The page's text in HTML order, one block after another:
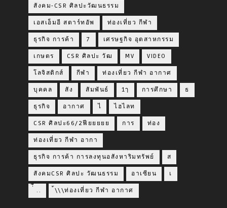
สังคม-CSR ศิลปะวัฒนธรรม
เอสเอ็มอี สตาร์ทอัพ ท่องเที่ยว กีฬา
ธุรกิจ การค้า 7 เศรษฐกิจ อุตสาหกรรม
เกษตร CSR ศิลปะ วัฒ MV VIDEO
โลจิสติกส์ กีฬา ท่องเที่ยว กีฬา อากาศ
บุคคล สัง สัมพันธ์ 1ๅ การศึกษา ธ
ธุรกิจ อากาศ ไ ไฮไลท
CSR ศิลปะ66/2ฟียยยยย การ ท่อง
ท่องเที่ยว กีฬา อากา
ธุรกิจ การค้า การลงทุนอสังหาริมทรัพย์ ส
สังคมCSR ศิลปะ วัฒนธรรม อาเซียน เ
่่ื​ .. ้\\\ท่องเที่ยว กีฬา อากาศ